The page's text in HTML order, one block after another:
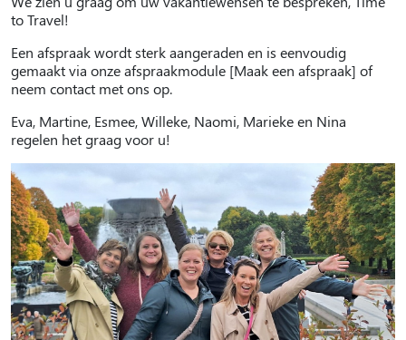
to Travel!
Een afspraak wordt sterk aangeraden en is eenvoudig
gemaakt via onze afspraakmodule [Maak een afspraak] of
neem contact met ons op.
Eva, Martine, Esmee, Willeke, Naomi, Marieke en Nina
regelen het graag voor u!